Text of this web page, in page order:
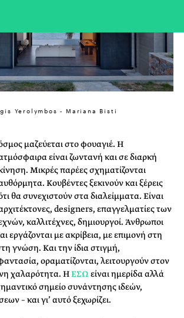
Yerolymbos - Mariana Bisti
μαζεύεται στο φουαγιέ. Η
είναι ζωντανή και σε διαρκή
Μικρές παρέες σχηματίζονται
Κουβέντες ξεκινούν και ξέρεις
θα συνεχιστούν στα διαλείμματα. Είναι
designers, επαγγελματίες των
καλλιτέχνες, δημιουργοί. Άνθρωποι
εργάζονται με ακρίβεια, με επιμονή στη
γνώση. Και την ίδια στιγμή,
οραματίζονται, λειτουργούν στον
χαλαρότητα. ΗΕΣΩ είναι ημερίδα αλλά
σημείο συνάντησης ιδεών,
– και γι’ αυτό ξεχωρίζει.